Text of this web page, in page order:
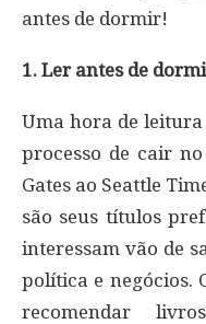
antes de dormir!
1. Ler antes de
Uma hora de leitura
processo de cair
Gates ao Seattle
são seus títulos
interessam vão de
política e negócios.
recomendar